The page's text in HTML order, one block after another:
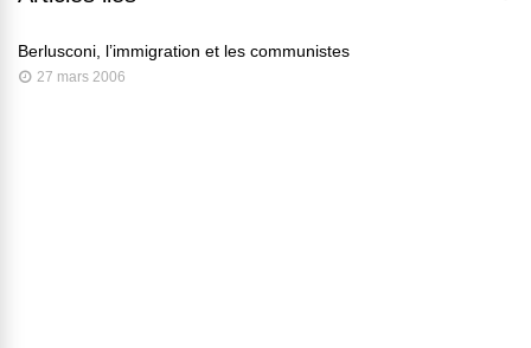
Berlusconi, l’immigration et les communistes
27 mars 2006